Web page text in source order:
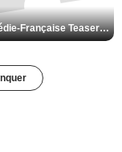
De la Comédie-Française Teaser VF